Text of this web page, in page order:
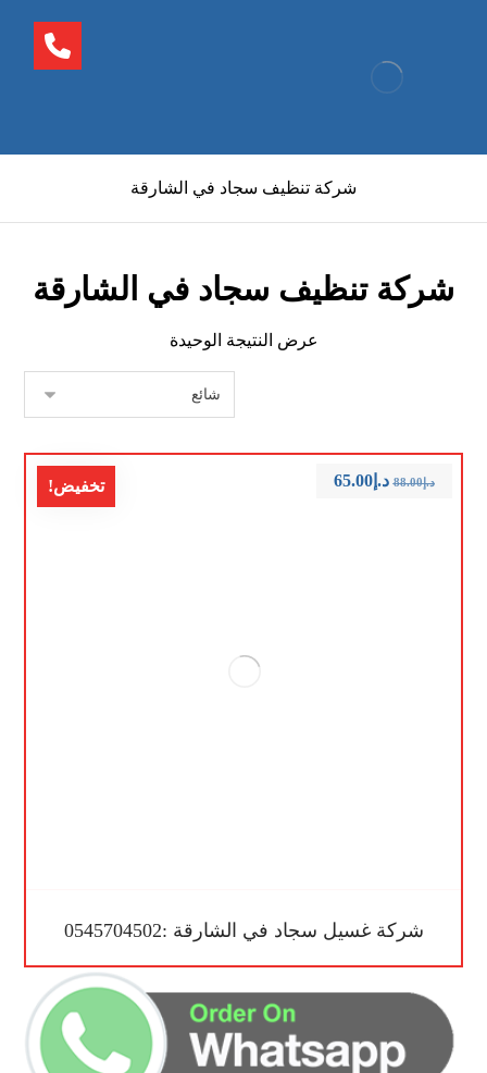
شركة تنظيف سجاد في الشارقة
شركة تنظيف سجاد في الشارقة
عرض النتيجة الوحيدة
تخفيض!
شركة غسيل سجاد في الشارقة :0545704502
د.إ88.00 د.إ65.00